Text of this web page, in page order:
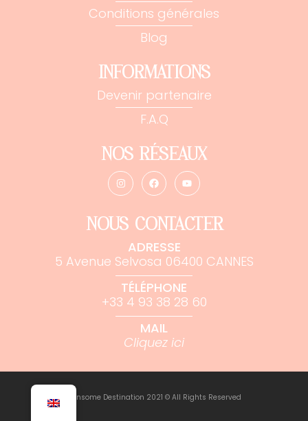
Conditions générales
Blog
INFORMATIONS
Devenir partenaire
F.A.Q
NOS RÉSEAUX
NOUS CONTACTER
ADRESSE
5 Avenue Selvosa 06400 CANNES
TÉLÉPHONE
+33 4 93 38 28 60
MAIL
Cliquez ici
Winsome Destination 2021 © All Rights Reserved